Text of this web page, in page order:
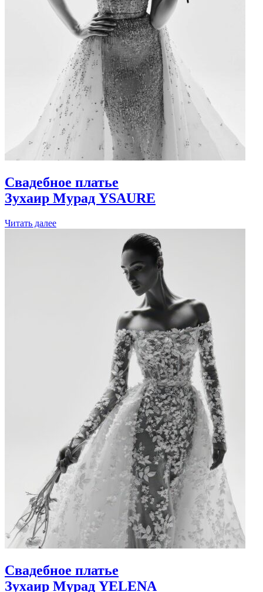
Свадебное платье
Зухаир Мурад YSAURE
Читать далее
Свадебное платье
Зухаир Мурад YELENA